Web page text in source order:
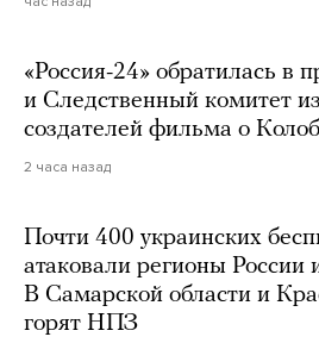
«Россия-24» обратилась в
и Следственный комитет
создателей фильма о
2 часа назад
Почти 400 украинских
атаковали регионы
В Самарской области и
горят НПЗ